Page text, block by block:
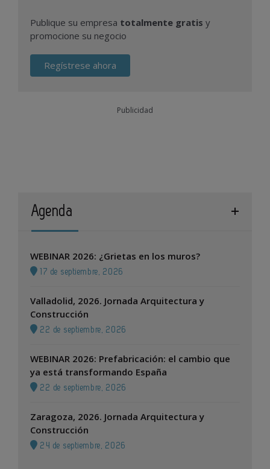
Publique su empresa totalmente gratis y
promocione su negocio
Regístrese ahora
Publicidad
Agenda
WEBINAR 2026: ¿Grietas en los muros?
17 de septiembre, 2026
Valladolid, 2026. Jornada Arquitectura y
Construcción
22 de septiembre, 2026
WEBINAR 2026: Prefabricación: el cambio que
ya está transformando España
22 de septiembre, 2026
Zaragoza, 2026. Jornada Arquitectura y
Construcción
24 de septiembre, 2026